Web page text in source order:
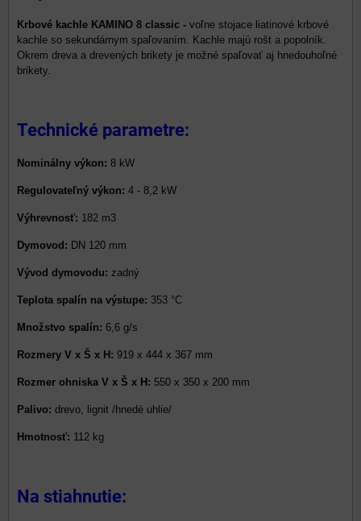
Krbové kachle KAMINO 8 classic - voľne stojace liatinové krbové
kachle so sekundárnym spaľovaním. Kachle majú rošt a popolník.
Okrem dreva a drevených brikety je možné spaľovať aj hnedouhoľné
brikety.
Technické parametre:
Nominálny výkon: 8 kW
Regulovateľný výkon: 4 - 8,2 kW
Výhrevnosť: 182 m3
Dymovod: DN 120 mm
Vývod dymovodu: zadný
Teplota spalín na výstupe: 353 °C
Množstvo spalín: 6,6 g/s
Rozmery V x Š x H: 919 x 444 x 367 mm
Rozmer ohniska V x Š x H: 550 x 350 x 200 mm
Palivo: drevo, lignit /hnedé uhlie/
Hmotnosť: 112 kg
Na stiahnutie: